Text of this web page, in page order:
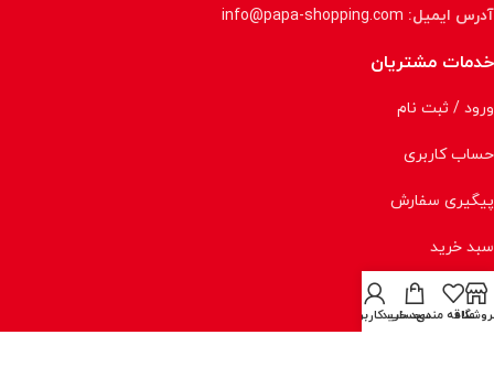
آدرس ایمیل: info@papa-shopping.com
خدمات مشتریان
ورود / ثبت نام
حساب کاربری
پیگیری سفارش
سبد خرید
تسویه حساب
علاقه مندیسبد خرید
حساب کاربری من